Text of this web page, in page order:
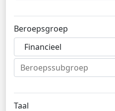
Beroepsgroep
Financieel
Taal